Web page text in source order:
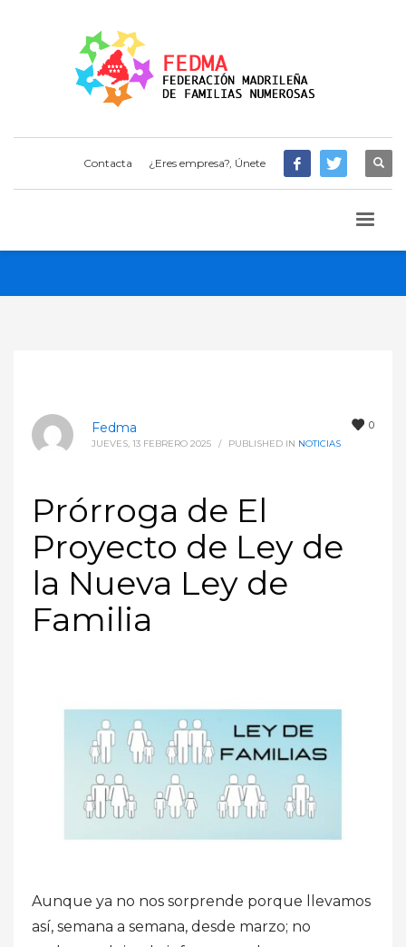
Contacta ¿Eres empresa?, Únete
0
Fedma
JUEVES, 13 FEBRERO 2025 / PUBLISHED IN NOTICIAS
Prórroga de El
Proyecto de Ley de
la Nueva Ley de
Familia
Aunque ya no nos sorprende porque llevamos
así, semana a semana, desde marzo; no